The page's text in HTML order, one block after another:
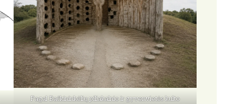
Pagal Bačkininkėlių piliakalnio ir gyvenvietės kulto